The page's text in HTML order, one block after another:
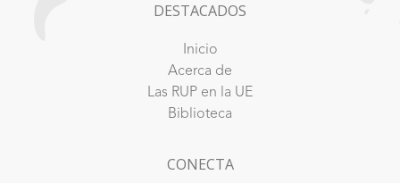
DESTACADOS
Inicio
Acerca de
Las RUP en la UE
Biblioteca
CONECTA